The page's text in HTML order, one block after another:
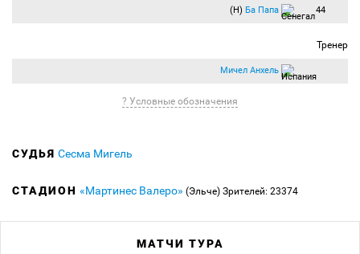
(Н) Ба Папа 44
Тренер
Мичел Анхель
? Условные обозначения
СУДЬЯ Сесма Мигель
СТАДИОН «Мартинес Валеро» (Эльче) Зрителей: 23374
МАТЧИ ТУРА